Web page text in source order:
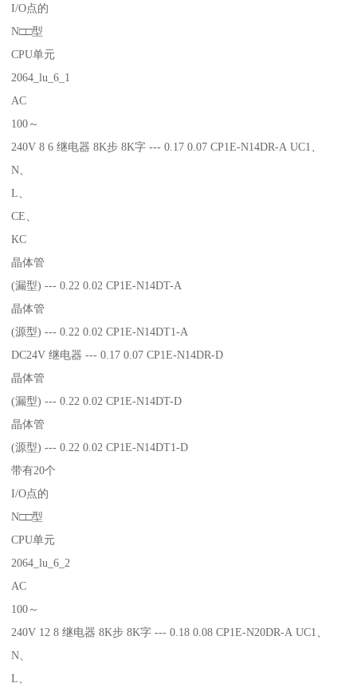
I/O点的
N□□型
CPU单元
2064_lu_6_1
AC
100～
240V 8 6 继电器 8K步 8K字 --- 0.17 0.07 CP1E-N14DR-A UC1、
N、
L、
CE、
KC
晶体管
(漏型) --- 0.22 0.02 CP1E-N14DT-A
晶体管
(源型) --- 0.22 0.02 CP1E-N14DT1-A
DC24V 继电器 --- 0.17 0.07 CP1E-N14DR-D
晶体管
(漏型) --- 0.22 0.02 CP1E-N14DT-D
晶体管
(源型) --- 0.22 0.02 CP1E-N14DT1-D
带有20个
I/O点的
N□□型
CPU单元
2064_lu_6_2
AC
100～
240V 12 8 继电器 8K步 8K字 --- 0.18 0.08 CP1E-N20DR-A UC1、
N、
L、